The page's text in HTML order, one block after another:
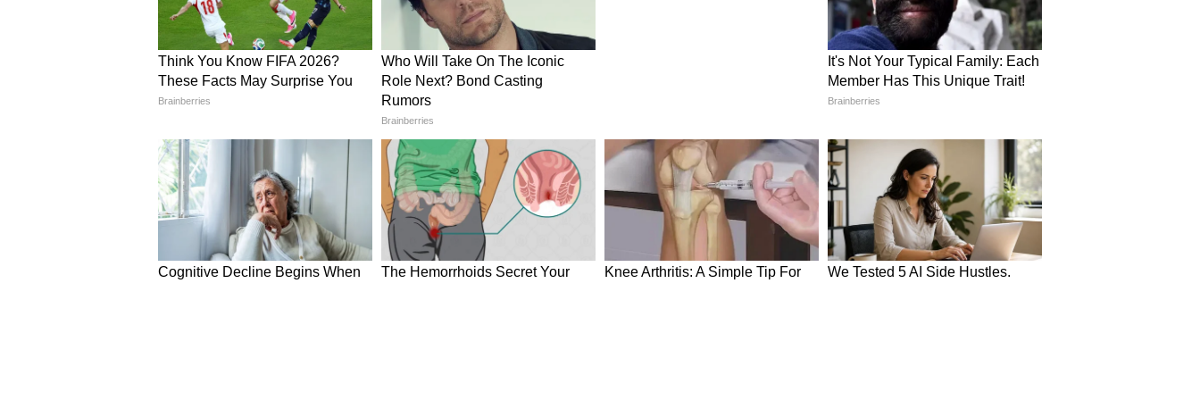
कोच मैदान पर बल्लेबाजी या गेंदबाजी नहीं करते, लेकिन टीम किस सोच और योजना के साथ मैदान
पर उतरेगी, इसकी जिम्मेदारी कोचिंग स्टाफ की भी होती है। पिछले कुछ महीनों में भारतीय टीम की
कई कमजोरियां बार-बार सामने आई हैं। ऐसे में टीम की रणनीति, तैयारी और परिस्थितियों के
अनुसार फैसले लेने की क्षमता पर सवाल उठना स्वाभाविक है।
5
5